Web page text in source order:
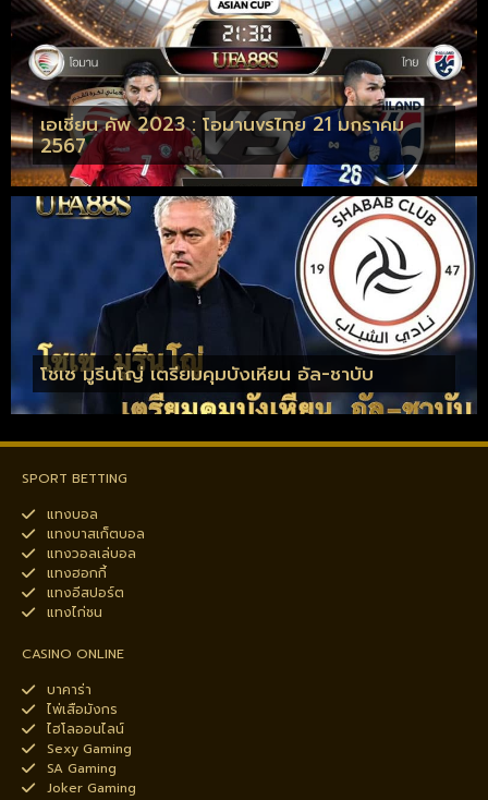
เอเชี่ยน คัพ 2023 : โอมานvsไทย 21 มกราคม
2567
โชเซ มูรีนโญ่ เตรียมคุมบังเหียน อัล-ชาบับ
SPORT BETTING
แทงบอล
แทงบาสเก็ตบอล
แทงวอลเล่บอล
แทงฮอกกี้
แทงอีสปอร์ต
แทงไก่ชน
CASINO ONLINE
บาคาร่า
ไพ่เสือมังกร
ไฮโลออนไลน์
Sexy Gaming
SA Gaming
Joker Gaming